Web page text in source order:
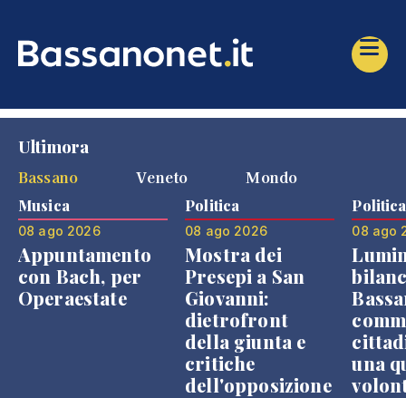
Ultimora
Bassano
Veneto Mondo
Musica
08 ago 2026
Appuntamento
con Bach, per
Operaestate
Politica
08 ago 2026
Mostra dei
Presepi a San
Giovanni:
dietrofront
della giunta e
critiche
dell'opposizione
Politica
08 ago
una